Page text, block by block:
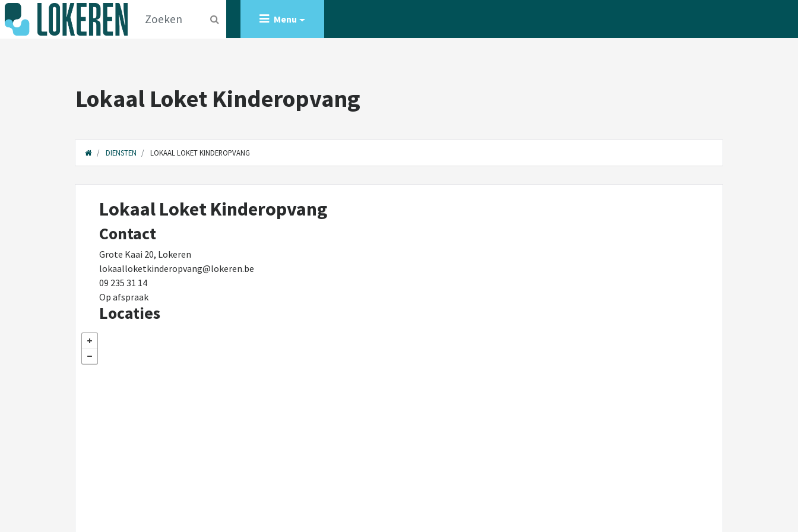
Menu
Lokaal Loket Kinderopvang
DIENSTEN LOKAAL LOKET KINDEROPVANG
Lokaal Loket Kinderopvang
Contact
Grote Kaai 20, Lokeren
lokaalloketkinderopvang@lokeren.be
09 235 31 14
Op afspraak
Locaties